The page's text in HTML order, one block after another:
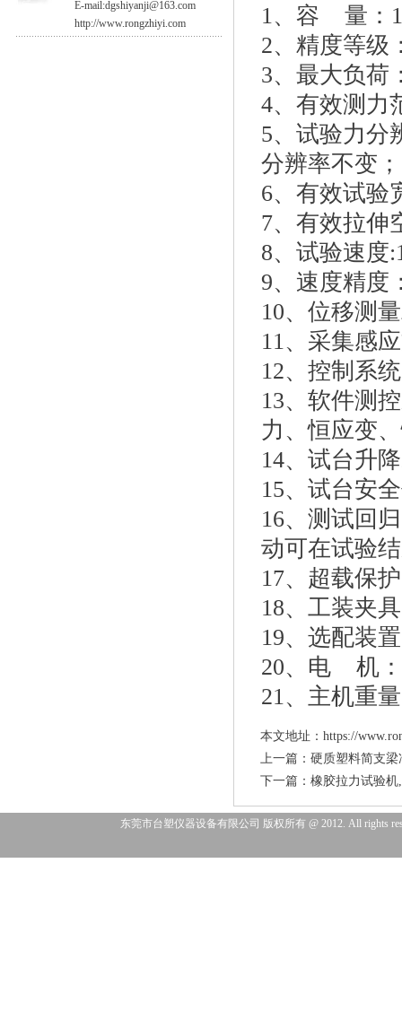
E-mail:dgshiyanji@163.com
http://www.rongzhiyi.com
1、容 量：
2、精度等级
3、最大负荷
4、有效测力
5、试验力分
分辨率不变；
6、有效试验
7、有效拉伸
8、试验速度
9、速度精度
10、位移测
11、采集感
12、控制系
13、软件测
力、恒应变
14、试台升
15、试台安
16、测试回
动可在试验
17、超载保
18、工装夹
19、选配装
20、电 机：
21、主机重
本文地址： https://
上一篇： 硬质塑料简支
下一篇： 橡胶拉力试验
东莞市台塑仪器设备有限公司 版权所有 @ 2012. All rights